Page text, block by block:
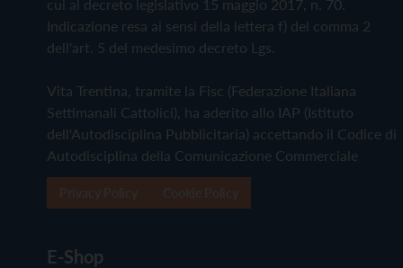
cui al decreto legislativo 15 maggio 2017, n. 70.
Indicazione resa ai sensi della lettera f) del comma 2
dell'art. 5 del medesimo decreto Lgs.
Vita Trentina, tramite la Fisc (Federazione Italiana
Settimanali Cattolici), ha aderito allo IAP (Istituto
dell'Autodisciplina Pubblicitaria) accettando il Codice di
Autodisciplina della Comunicazione Commerciale
E-Shop